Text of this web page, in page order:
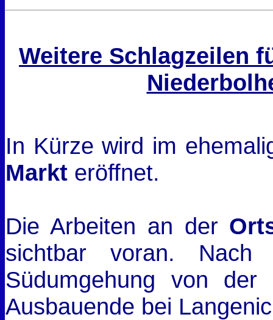
Weitere Schlagzeilen
In Kürze wird im
Markt eröffnet.
Die Arbeiten an der
sichtbar voran.
Südumgehung von
Ausbauende bei